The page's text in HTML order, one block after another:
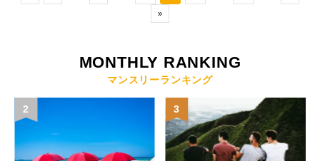
»
MONTHLY RANKING
マンスリーランキング
2 3